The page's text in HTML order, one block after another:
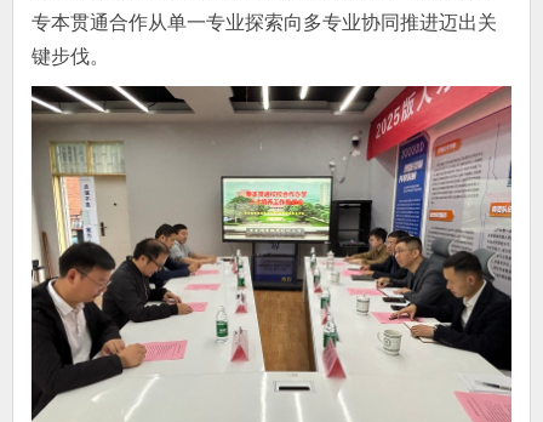
专本贯通合作从单一专业探索向多专业协同推进迈出关
键步伐。